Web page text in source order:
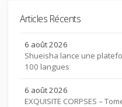
Articles Récents
6 août 2026
Shueisha lance une
100 langues
6 août 2026
EXQUISITE CORPSES –